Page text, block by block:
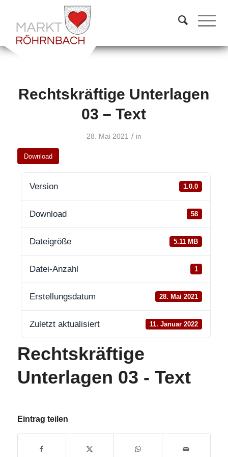
Rechtskräftige Unterlagen
03 – Text
28. Mai 2021 / in
Download
Version 1.0.0
Download 58
Dateigröße 5.11 MB
Datei-Anzahl 1
Erstellungsdatum 28. Mai 2021
Zuletzt aktualisiert 11. Januar 2022
Rechtskräftige
Unterlagen 03 - Text
Eintrag teilen